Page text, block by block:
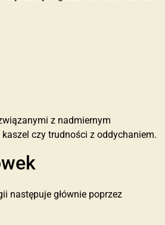
z nadmiernym
czy trudności z oddychaniem.
następuje głównie poprzez